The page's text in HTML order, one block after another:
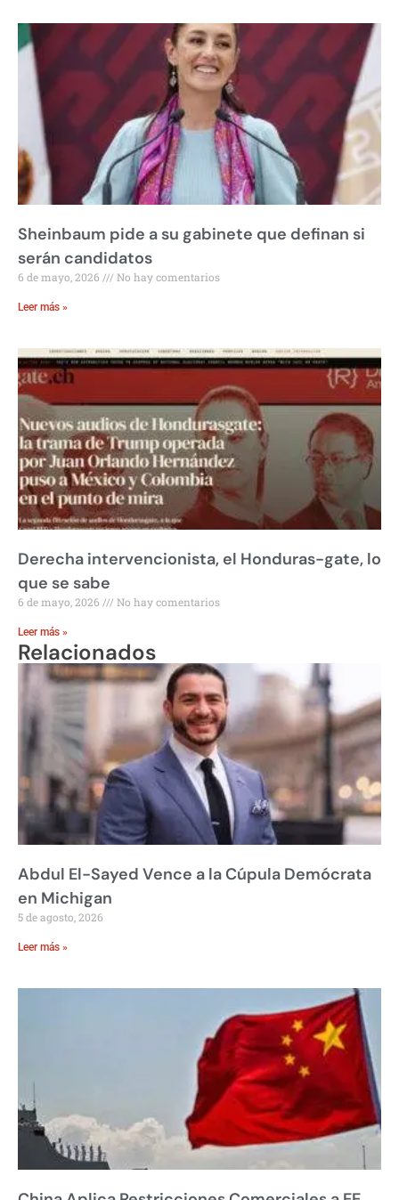
Sheinbaum pide a su gabinete que definan si
serán candidatos
6 de mayo, 2026 No hay comentarios
Leer más »
Derecha intervencionista, el Honduras-gate, lo
que se sabe
6 de mayo, 2026 No hay comentarios
Leer más »
Relacionados
Abdul El-Sayed Vence a la Cúpula Demócrata
en Michigan
5 de agosto, 2026
Leer más »